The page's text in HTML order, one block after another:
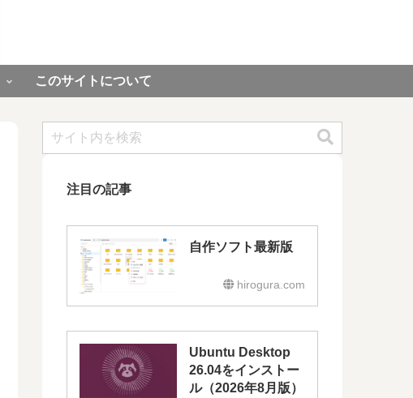
このサイトについて
注目の記事
自作ソフト最新版
hirogura.com
Ubuntu Desktop
26.04をインストー
ル（2026年8月版）